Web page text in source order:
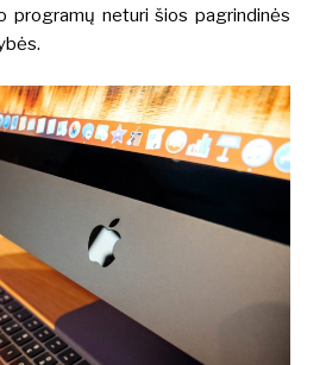
programų neturi šios pagrindinės